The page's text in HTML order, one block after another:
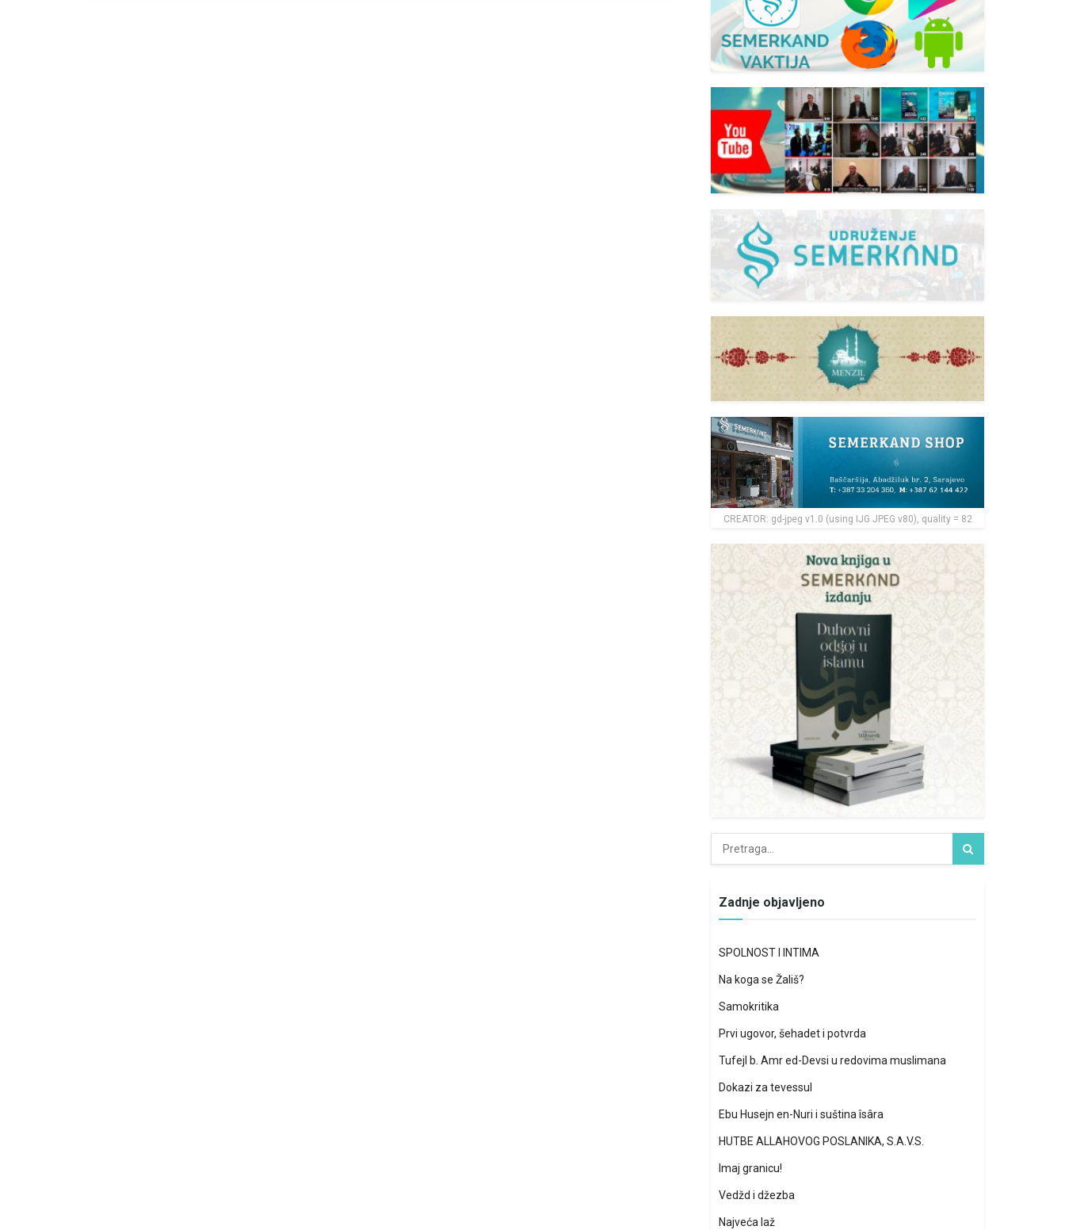
CREATOR: gd-jpeg v1.0 (using IJG JPEG v80), quality = 82
Zadnje objavljeno
SPOLNOST I INTIMA
Na koga se Žališ?
Samokritika
Prvi ugovor, šehadet i potvrda
Tufejl b. Amr ed-Devsi u redovima muslimana
Dokazi za tevessul
Ebu Husejn en-Nuri i suština îsâra
HUTBE ALLAHOVOG POSLANIKA, S.A.V.S.
Imaj granicu!
Vedžd i džezba
Najveća laž